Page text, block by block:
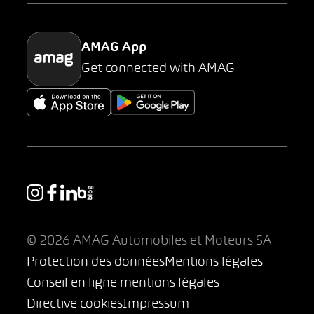
Parking
AMAG App
Get connected with AMAG
© 2026 AMAG Automobiles et Moteurs SA
Protection des donnéesMentions légales
Conseil en ligne mentions légales
Directive cookiesImpressum